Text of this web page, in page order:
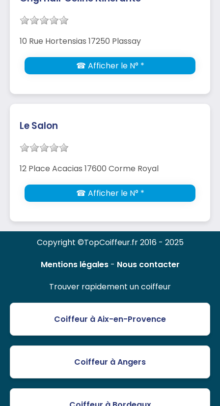
10 Rue Hortensias 17250 Plassay
☎ Afficher le N° *
Le Salon
12 Place Acacias 17600 Corme Royal
☎ Afficher le N° *
Copyright ©TopCoiffeur.fr 2016 - 2025
Mentions légales- Nous contacter
Trouver rapidement un coiffeur
Coiffeur à Aix-en-Provence
Coiffeur à Angers